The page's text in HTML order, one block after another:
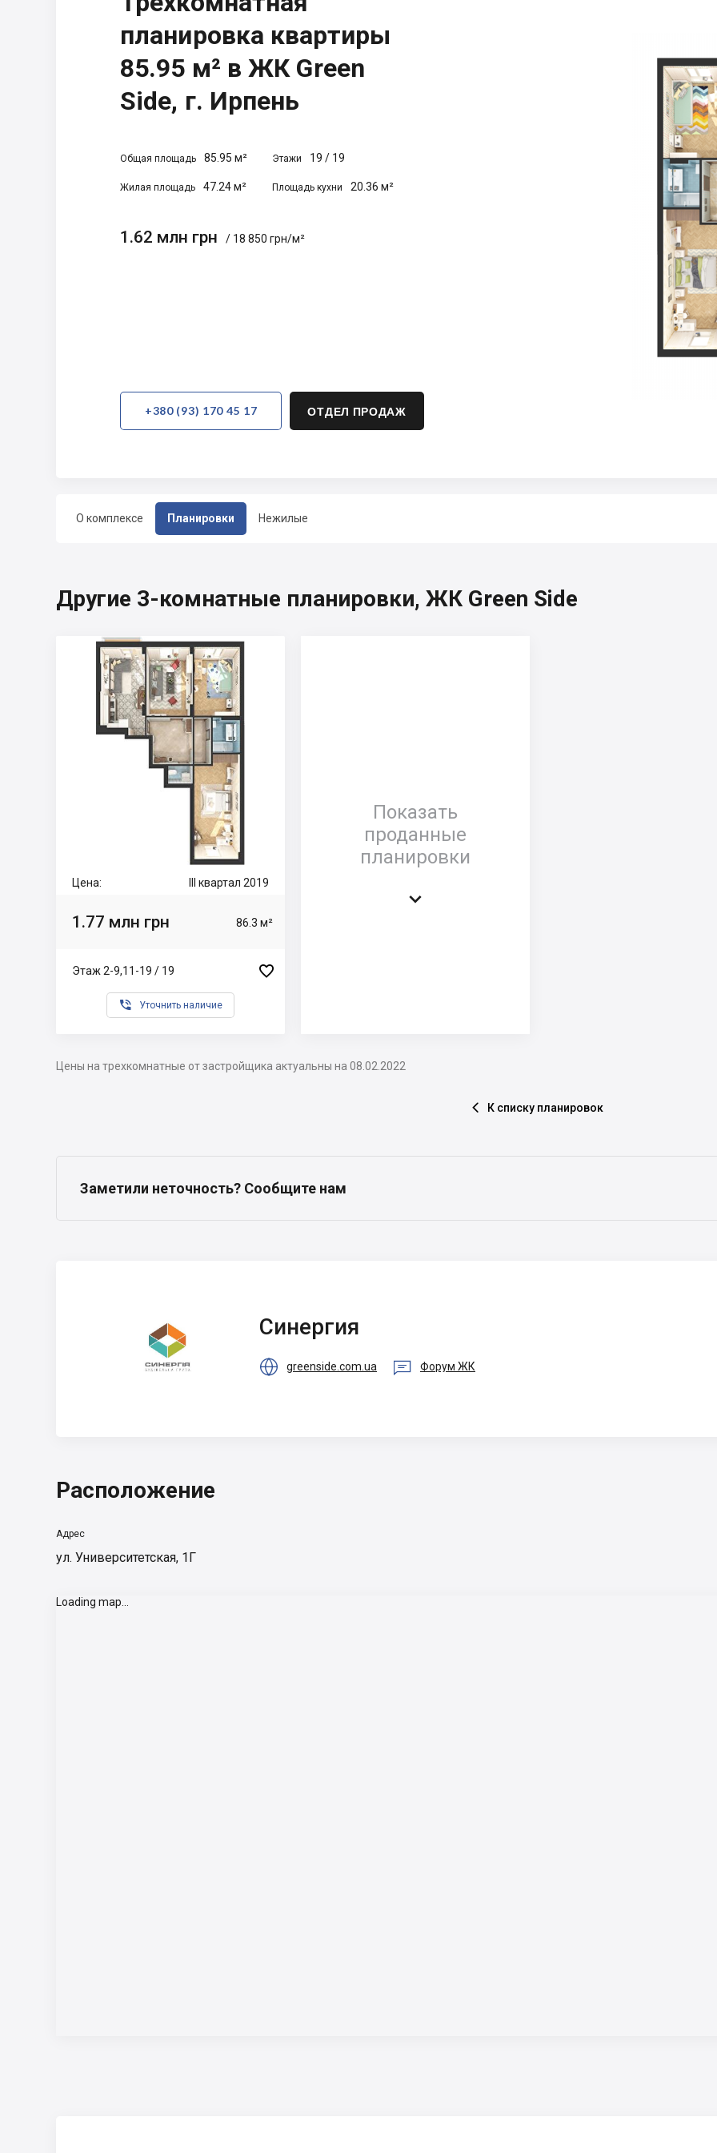
О комплексе Планировки Нежилые
планировка квартиры
85.95 м² в ЖК Green
Side, г. Ирпень
Общая площадь 85.95 м² Этажи 19 / 19
Жилая площадь 47.24 м² Площадь кухни 20.36 м²
1.62 млн грн / 18 850 грн/м²
+380 (93) 170 45 17 ОТДЕЛ ПРОДАЖ
Другие 3-комнатные планировки, ЖК Green Side
Цена: III квартал 2019
1.77 млн грн 86.3 м²
Этаж 2-9,11-19 / 19 
 Уточнить наличие
Показать
проданные
планировки

Цены на трехкомнатные от застройщика актуальны на 08.02.2022
 К списку планировок
Заметили неточность? Сообщите нам
Синергия
 greenside.com.ua  Форум ЖК
Расположение
Адрес
ул. Университетская, 1Г
Loading map...